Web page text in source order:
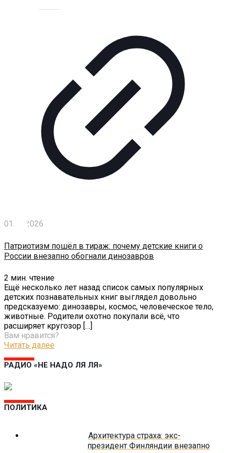
Технологии
читателя
Блокчейн
О
нас
Помощь
проекту
01.06.2026
Патриотизм пошёл в тираж: почему детские книги о
России внезапно обогнали динозавров
2 мин. чтение
Ещё несколько лет назад список самых популярных
детских познавательных книг выглядел довольно
предсказуемо: динозавры, космос, человеческое тело,
животные. Родители охотно покупали всё, что
расширяет кругозор […]
Вам нравится?
Читать далее
РАДИО «НЕ НАДО ЛЯ ЛЯ»
ПОЛИТИКА
Архитектура страха: экс-
президент Финляндии внезапно